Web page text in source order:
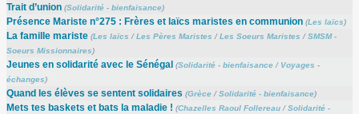
Trait d’union (Solidarité - bienfaisance)
Présence Mariste n°275 : Frères et laïcs maristes en communion (Les laïcs)
La famille mariste (Les laïcs /Les Pères Maristes /Les Soeurs Maristes /SMSM -
Soeurs Missionnaires)
Jeunes en solidarité avec le Sénégal (Solidarité - bienfaisance/ Voyages -
échanges)
Quand les élèves se sentent solidaires (Grèce/Solidarité - bienfaisance)
Mets tes baskets et bats la maladie ! (Chazelles Raoul Follereau/Solidarité -